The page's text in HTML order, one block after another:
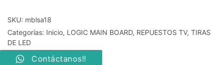
01849a
cantidad
SKU: mblsa18
Categorías: Inicio, LOGIC MAIN BOARD, REPUESTOS TV, TIRAS
DE LED
Contáctanos!!